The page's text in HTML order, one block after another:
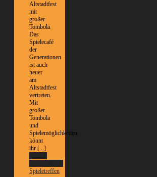
Altstadtfest
mit
großer
Tombola
Das
Spielecafé
der
Generationen
ist auch
heuer
am
Altstadtfest
vertreten.
Mit
großer
Tombola
und
Spielemöglichkeiten
könnt
ihr [...]
Spieletreffen